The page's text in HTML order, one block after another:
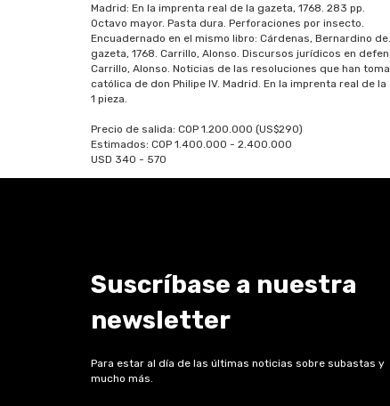
Madrid: En la imprenta real de la gazeta, 1768. 283 pp.
Octavo mayor. Pasta dura. Perforaciones por insecto.
Encuadernado en el mismo libro: Cárdenas, Bernardino
gazeta, 1768. Carrillo, Alonso. Discursos jurídicos en
Carrillo, Alonso. Noticias de las resoluciones que han
católica de don Philipe IV. Madrid. En la imprenta real de la
1 pieza.
Precio de salida: COP 1.200.000 (US$290)
Estimados: COP 1.400.000 - 2.400.000
USD 340 - 570
Suscríbase a nuestra
newsletter
Para estar al día de las últimas noticias sobre subastas y
mucho más.